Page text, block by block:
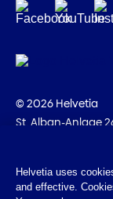
© 2026 Helvetia
St. Alban-Anlage
Impressum
Helvetia uses
and effective.